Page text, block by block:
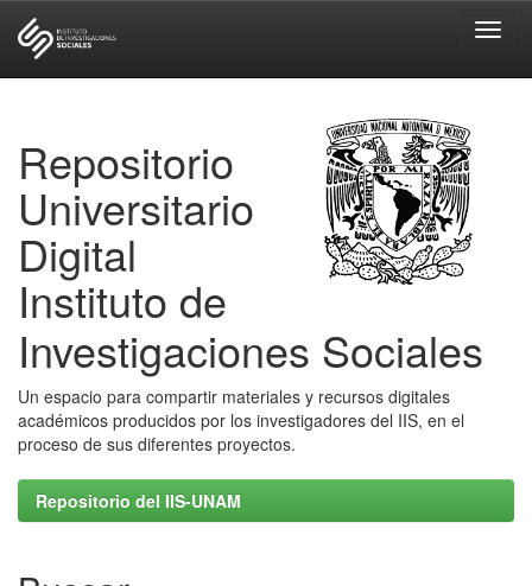
Repositorio
Universitario
Digital
Instituto de
Investigaciones Sociales
Un espacio para compartir materiales y recursos digitales
académicos producidos por los investigadores del IIS, en el
proceso de sus diferentes proyectos.
Repositorio del IIS-UNAM